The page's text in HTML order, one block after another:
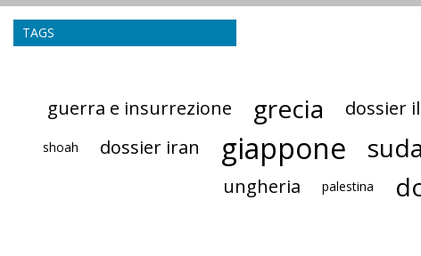
TAGS
guerra e insurrezione grecia dossier
shoah dossier iran giappone
ungheria palestina